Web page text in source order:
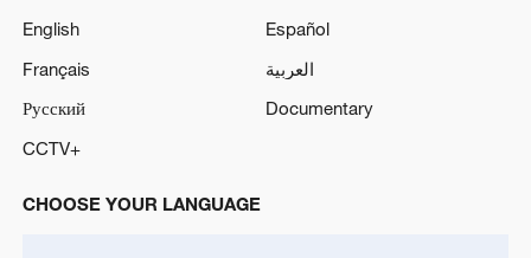
English
Español
Français
العربية
Русский
Documentary
CCTV+
CHOOSE YOUR LANGUAGE